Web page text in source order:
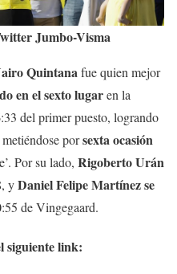
Jumbo-Visma
Quintanafue quien mejor
en el sexto lugaren la
del primer puesto, logrando
porsexta ocasión
Por su lado, Rigoberto Urán
yDaniel Felipe Martínez se
de Vingegaard.
siguiente link: